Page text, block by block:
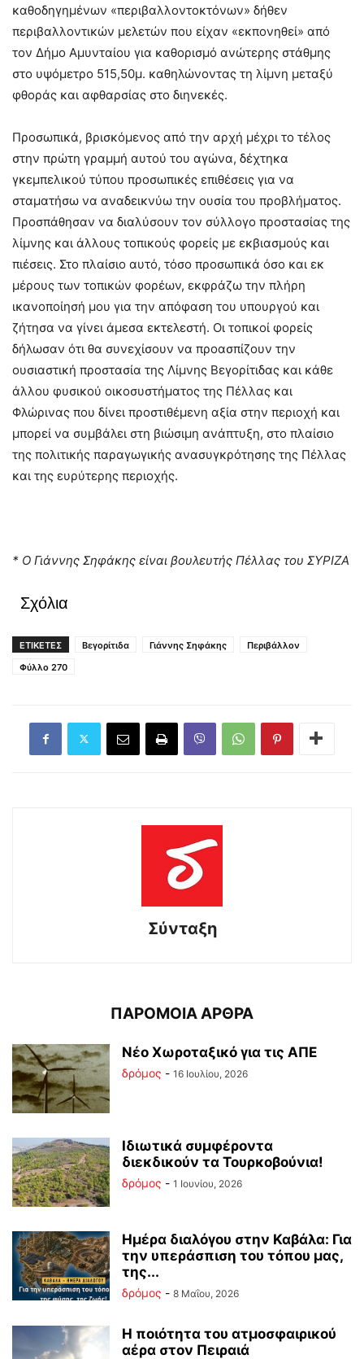
καθοδηγημένων «περιβαλλοντοκτόνων» δήθεν
περιβαλλοντικών μελετών που είχαν «εκπονηθεί» από
τον Δήμο Αμυνταίου για καθορισμό ανώτερης στάθμης
στο υψόμετρο 515,50μ. καθηλώνοντας τη λίμνη μεταξύ
φθοράς και αφθαρσίας στο διηνεκές.
Προσωπικά, βρισκόμενος από την αρχή μέχρι το τέλος
στην πρώτη γραμμή αυτού του αγώνα, δέχτηκα
γκεμπελικού τύπου προσωπικές επιθέσεις για να
σταματήσω να αναδεικνύω την ουσία του προβλήματος.
Προσπάθησαν να διαλύσουν τον σύλλογο προστασίας της
λίμνης και άλλους τοπικούς φορείς με εκβιασμούς και
πιέσεις. Στο πλαίσιο αυτό, τόσο προσωπικά όσο και εκ
μέρους των τοπικών φορέων, εκφράζω την πλήρη
ικανοποίησή μου για την απόφαση του υπουργού και
ζήτησα να γίνει άμεσα εκτελεστή. Οι τοπικοί φορείς
δήλωσαν ότι θα συνεχίσουν να προασπίζουν την
ουσιαστική προστασία της Λίμνης Βεγορίτιδας και κάθε
άλλου φυσικού οικοσυστήματος της Πέλλας και
Φλώρινας που δίνει προστιθέμενη αξία στην περιοχή και
μπορεί να συμβάλει στη βιώσιμη ανάπτυξη, στο πλαίσιο
της πολιτικής παραγωγικής ανασυγκρότησης της Πέλλας
και της ευρύτερης περιοχής.
* Ο Γιάννης Σηφάκης είναι βουλευτής Πέλλας του ΣΥΡΙΖΑ
Σχόλια
ΕΤΙΚΕΤΕΣ Βεγορίτιδα Γιάννης Σηφάκης
Περιβάλλον
Φύλλο 270
Σύνταξη
ΠΑΡΟΜΟΙΑ ΑΡΘΡΑ
Νέο Χωροταξικό για τις ΑΠΕ
δρόμος - 16 Ιουλίου, 2026
Ιδιωτικά συμφέροντα
διεκδικούν τα Τουρκοβούνια!
δρόμος - 1 Ιουνίου, 2026
Ημέρα διαλόγου στην Καβάλα: Για
την υπεράσπιση του τόπου μας,
της...
δρόμος - 8 Μαΐου, 2026
Η ποιότητα του ατμοσφαιρικού
αέρα στον Πειραιά